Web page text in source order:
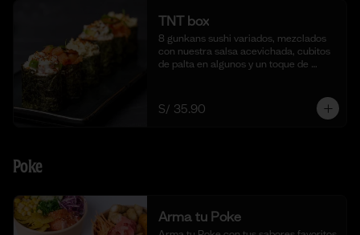
TNT box
8 gunkans sushi variados, mezclados
con nuestra salsa acevichada, cubitos
de palta en algunos y un toque de
S/ 35.90
Poke
Arma tu Poke